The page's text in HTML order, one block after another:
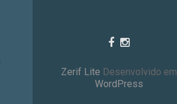
Zerif Lite Desenvolvido em
WordPress